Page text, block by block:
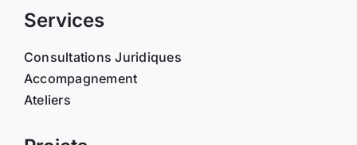
Services
Consultations Juridiques
Accompagnement
Ateliers